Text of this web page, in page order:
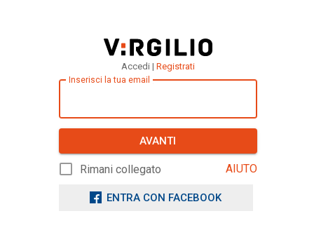
Accedi | Registrati
Inserisci la tua email
AVANTI
Rimani collegato AIUTO
ENTRA CON FACEBOOK